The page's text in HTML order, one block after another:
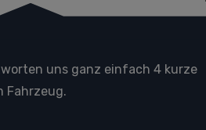
uns ganz einfach 4 kurze
Fahrzeug.